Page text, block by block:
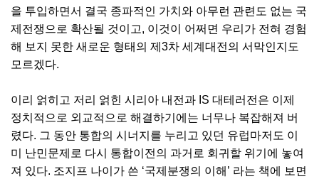
을 투입하면서 결국 종파적인 가치와 아무런 관련도 없는 국
제전쟁으로 확산될 것이고, 이것이 어쩌면 우리가 전혀 경험
해 보지 못한 새로운 형태의 제3차 세계대전의 서막인지도
모르겠다.
이리 얽히고 저리 얽힌 시리아 내전과 IS 대테러전은 이제
정치적으로 외교적으로 해결하기에는 너무나 복잡해져 버
렸다. 그 동안 통합의 시너지를 누리고 있던 유럽마저도 이
미 난민문제로 다시 통합이전의 과거로 회귀할 위기에 놓여
져 있다. 조지프 나이가 쓴 ‘국제분쟁의 이해’ 라는 책에 보면